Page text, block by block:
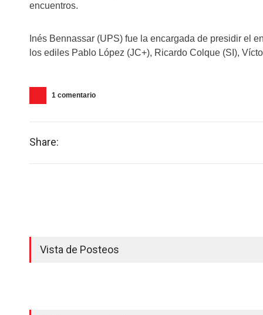
encuentros.
Inés Bennassar (UPS) fue la encargada de presidir el
los ediles Pablo López (JC+), Ricardo Colque (SI),
1 comentario
Share:
Vista de Posteos